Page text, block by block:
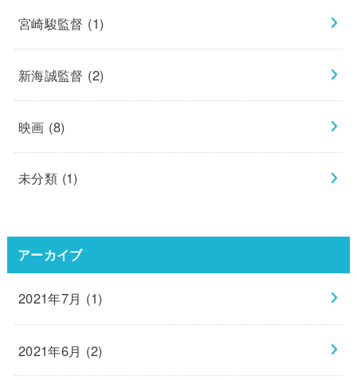
宮崎駿監督 (1)
新海誠監督 (2)
映画 (8)
未分類 (1)
アーカイブ
2021年7月 (1)
2021年6月 (2)